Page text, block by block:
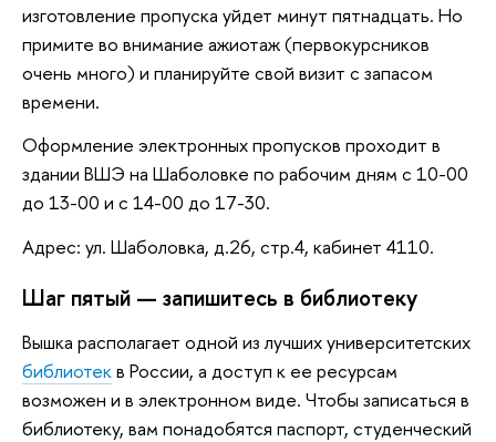
изготовление пропуска уйдет минут пятнадцать. Но
примите во внимание ажиотаж (первокурсников
очень много) и планируйте свой визит с запасом
времени.
Оформление электронных пропусков проходит в
здании ВШЭ на Шаболовке по рабочим дням с 10-00
до 13-00 и с 14-00 до 17-30.
Адрес: ул. Шаболовка, д.26, стр.4, кабинет 4110.
Шаг пятый — запишитесь в библиотеку
Вышка располагает одной из лучших университетских
библиотекв России, а доступ к ее ресурсам
возможен и в электронном виде. Чтобы записаться в
библиотеку, вам понадобятся паспорт, студенческий